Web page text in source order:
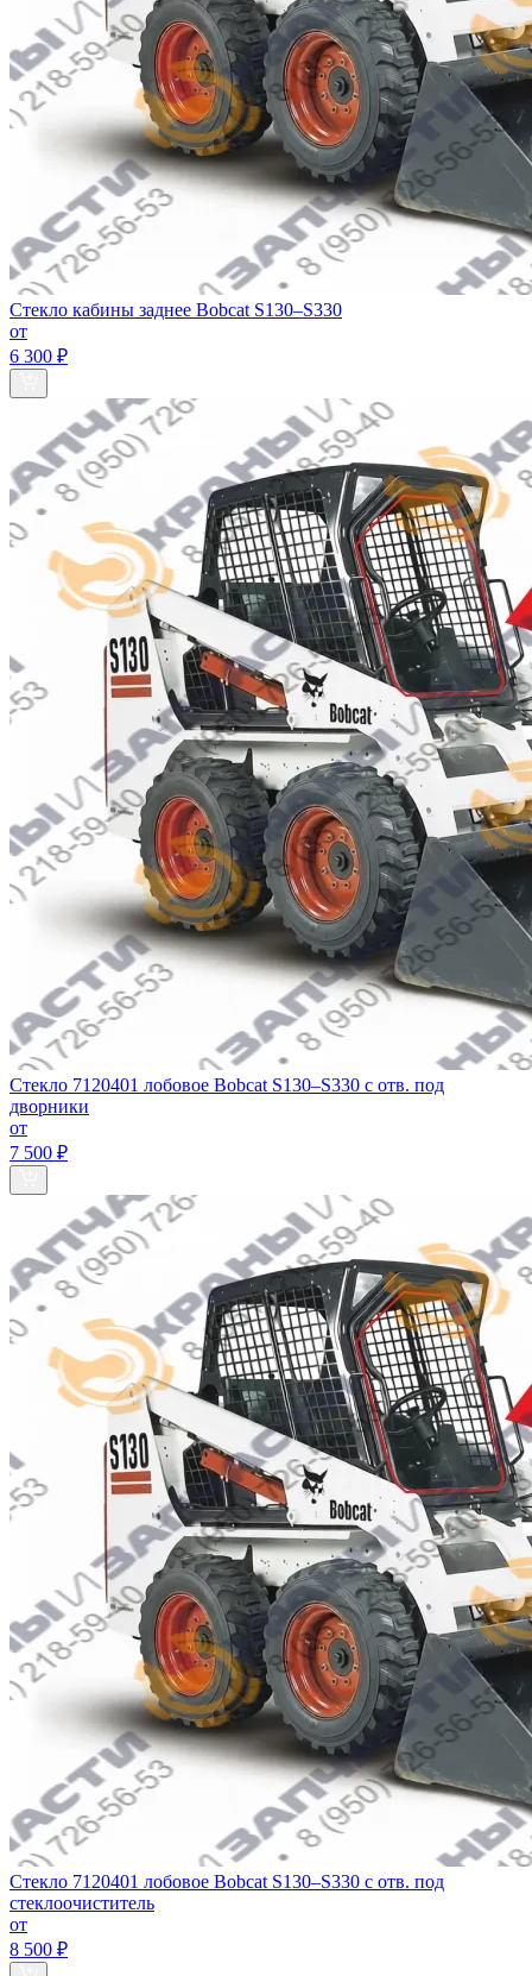
Стекло кабины заднее Bobcat S130–S330
от
6 300 ₽
Стекло 7120401 лобовое Bobcat S130–S330 с отв. под
дворники
от
7 500 ₽
Стекло 7120401 лобовое Bobcat S130–S330 с отв. под
стеклоочиститель
от
8 500 ₽